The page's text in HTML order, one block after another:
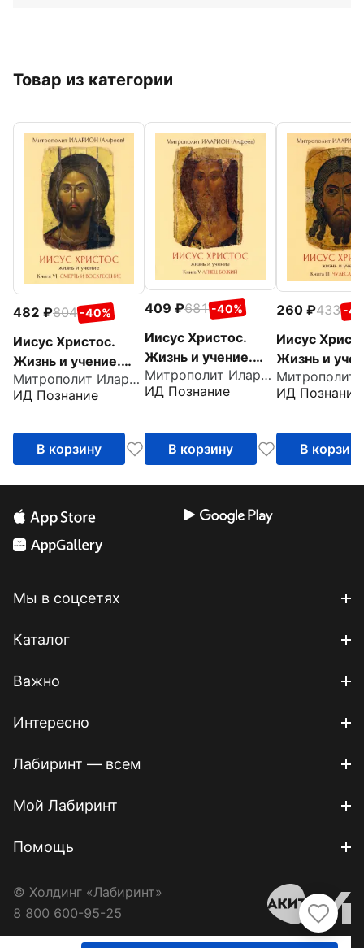
Товар из категории
482 804 -40%
Иисус Христос.
Жизнь и учение.
Книга VI (DVD)
Митрополит Иларион (Алфеев)
ИД Познание
В корзину
409 681 -40%
Иисус Христос.
Жизнь и учение.
Книга V (DVD)
Митрополит Иларион (Алфеев)
ИД Познание
В корзину
260 433 -
Иисус
Жизнь и
Книга III
ИД Познание
В корзину
Мы в соцсетях
Каталог
Важно
Интересно
Лабиринт — всем
Мой Лабиринт
Помощь
© Холдинг «Лабиринт»
8 800 600-95-25